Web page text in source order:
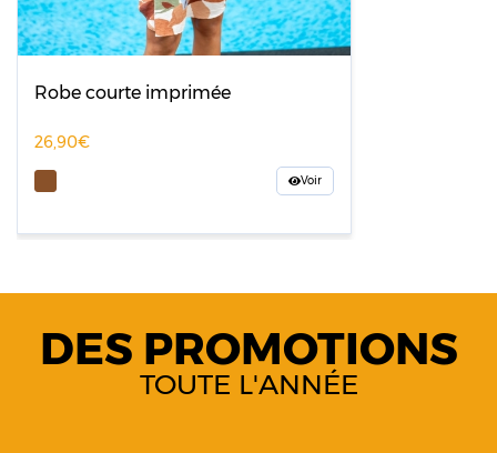
Robe courte imprimée
26,90
Voir
DES PROMOTIONS
TOUTE L'ANNÉE